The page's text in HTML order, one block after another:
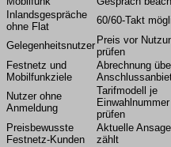
Inlandsgespräche
ohne Flat
60/60-Takt
Gelegenheitsnutzer Preis vor
prüfen
Festnetz und
Mobilfunkziele
Abrechnung
Nutzer ohne
Anmeldung
Tarifmodell je
Einwahlnummer
prüfen
Preisbewusste
Festnetz-Kunden
Aktuelle Ansage
zählt